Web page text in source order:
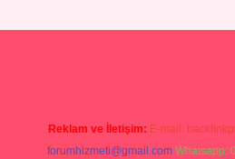
Reklam ve İletişim: E-mail:
forumhizmeti@gmail.com Whatsapp: